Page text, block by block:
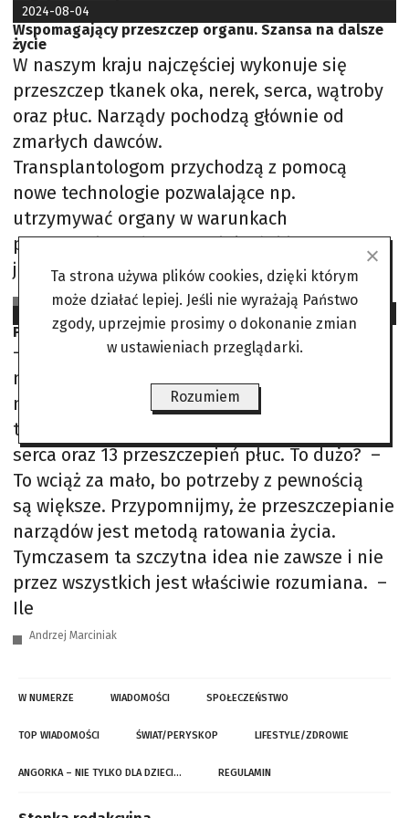
2024-08-04
Wspomagający przeszczep organu. Szansa na dalsze
życie
W naszym kraju najczęściej wykonuje się
przeszczep tkanek oka, nerek, serca, wątroby
oraz płuc. Narządy pochodzą głównie od
zmarłych dawców.
Transplantologom przychodzą z pomocą
nowe technologie pozwalające np.
utrzymywać organy w warunkach
pozaustrojowych przez wiele dni i
jednocześnie je regenerować.
2023-06-14
Przeszczepy narządów. Podarować komuś życie
– W kwietniu przeszczepiono w Polsce 105
nerek od zmarłych dawców, jedną
nerkę razem z trzustką, wykonano 52
transplantacje wątroby, 20 transplantacji
serca oraz 13 przeszczepień płuc. To dużo? –
To wciąż za mało, bo potrzeby z pewnością
są większe. Przypomnijmy, że przeszczepianie
narządów jest metodą ratowania życia.
Tymczasem ta szczytna idea nie zawsze i nie
przez wszystkich jest właściwie rozumiana. –
Ile
Andrzej Marciniak
W NUMERZE WIADOMOŚCI SPOŁECZEŃSTWO
TOP WIADOMOŚCI ŚWIAT/PERYSKOP LIFESTYLE/ZDROWIE
ANGORKA – NIE TYLKO DLA DZIECI… REGULAMIN
Ta strona używa plików cookies, dzięki którym
może działać lepiej. Jeśli nie wyrażają Państwo
zgody, uprzejmie prosimy o dokonanie zmian
w ustawieniach przeglądarki.
Rozumiem